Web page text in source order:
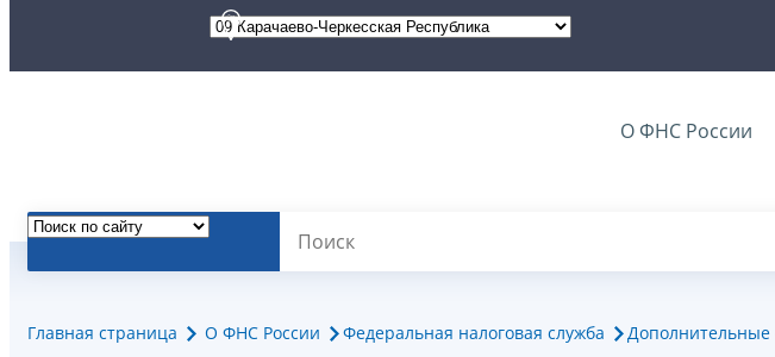
О ФНС России
Главная страница О ФНС России Федеральная налоговая служба